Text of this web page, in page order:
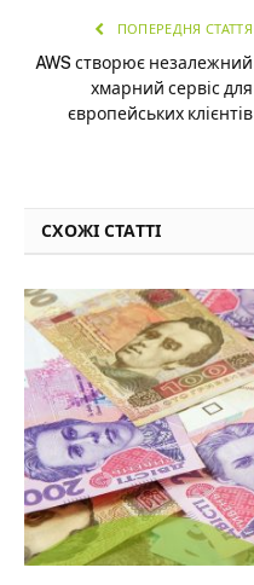
ПОПЕРЕДНЯ СТАТТЯ
AWS створює незалежний
хмарний сервіс для
європейських клієнтів
СХОЖІ СТАТТІ